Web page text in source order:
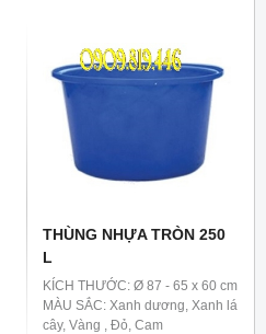
THÙNG NHỰA TRÒN 250
L
KÍCH THƯỚC: Ø 87 - 65 x 60 cm
MÀU SẮC: Xanh dương, Xanh lá
cây, Vàng , Đỏ, Cam